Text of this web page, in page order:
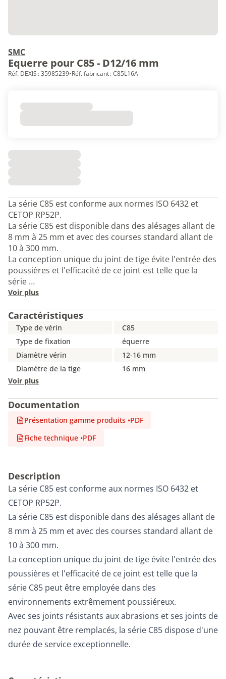
SMC
Equerre pour C85 - D12/16 mm
Réf. DEXIS : 35985239•Réf. fabricant : C85L16A
La série C85 est conforme aux normes ISO 6432 et
CETOP RP52P.
La série C85 est disponible dans des alésages allant de
8 mm à 25 mm et avec des courses standard allant de
10 à 300 mm.
La conception unique du joint de tige évite l'entrée des
poussières et l'efficacité de ce joint est telle que la
série …
Voir plus
Caractéristiques
Type de vérin
C85
Type de fixation
équerre
Diamètre vérin
12-16 mm
Diamètre de la tige
16 mm
Voir plus
Documentation
Présentation gamme produits •PDF
Fiche technique •PDF
Description
La série C85 est conforme aux normes ISO 6432 et
CETOP RP52P.
La série C85 est disponible dans des alésages allant de
8 mm à 25 mm et avec des courses standard allant de
10 à 300 mm.
La conception unique du joint de tige évite l'entrée des
poussières et l'efficacité de ce joint est telle que la
série C85 peut être employée dans des
environnements extrêmement poussiéreux.
Avec ses joints résistants aux abrasions et ses joints de
nez pouvant être remplacés, la série C85 dispose d'une
durée de service exceptionnelle.